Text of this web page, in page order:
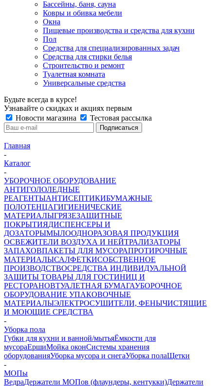
Бассейны, баня, сауна
Ковры и обивка мебели
Окна
Пищевые производства и средства для кухни
Пол
Средства для специализированных задач
Средства для стирки белья
Строительство и ремонт
Туалетная комната
Универсальные средства
Будьте всегда в курсе!
Узнавайте о скидках и акциях первым
Новости магазина
Тестовая рассылка
Главная
-
Каталог
-
УБОРОЧНОЕ ОБОРУДОВАНИЕ
АНТИГОЛОЛЕДНЫЕ
РЕАГЕНТЫАНТИСЕПТИКИБУМАЖНЫЕ
ПОЛОТЕНЦАГИГИЕНИЧЕСКИЕ
МАТЕРИАЛЫГРЯЗЕЗАЩИТНЫЕ
ПОКРЫТИЯДИСПЕНСЕРЫ И
ДОЗАТОРЫМЫЛООДНОРАЗОВАЯ ПРОДУКЦИЯ
ОСВЕЖИТЕЛИ ВОЗДУХА И НЕЙТРАЛИЗАТОРЫ
ЗАПАХОВПАКЕТЫ ДЛЯ МУСОРАПРОТИРОЧНЫЕ
МАТЕРИАЛЫСАЛФЕТКИСОБСТВЕННОЕ
ПРОИЗВОДСТВОСРЕДСТВА ИНДИВИДУАЛЬНОЙ
ЗАЩИТЫ ТОВАРЫ ДЛЯ ГОСТИНИЦ И
РЕСТОРАНОВТУАЛЕТНАЯ БУМАГАУБОРОЧНОЕ
ОБОРУДОВАНИЕ УПАКОВОЧНЫЕ
МАТЕРИАЛЫЭЛЕКТРОСУШИТЕЛИ, ФЕНЫЧИСТЯЩИЕ
И МОЮЩИЕ СРЕДСТВА
-
Уборка пола
Губки для кухни и ванной/мытьяЁмкости для
мусораЕршиМойка оконСистемы хранения
оборудованияУборка мусора и снегаУборка полаЩетки
-
МОПы
ВедраДержатели МОПов (флаундеры, кентукки)Держатели